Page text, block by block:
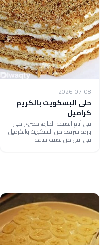
2026-07-08
حلى البسكويت بالكريم
كراميل
في أيام الصيف الحارة، حضري حلي
باردة سريعة من البسكويت والكرميل
في اقل من نصف ساعة.